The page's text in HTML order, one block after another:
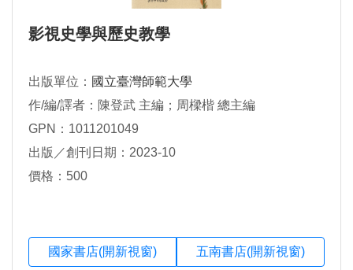
影視史學與歷史教學
出版單位： 國立臺灣師範大學
作/編/譯者：陳登武 主編；周樑楷 總主編
GPN：1011201049
出版／創刊日期：2023-10
價格：500
國家書店(開新視窗) 五南書店(開新視窗)